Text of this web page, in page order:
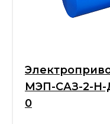
МЭП-САЗ-2-Н-
0